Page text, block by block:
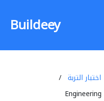
Buildeey
اختبار التربة